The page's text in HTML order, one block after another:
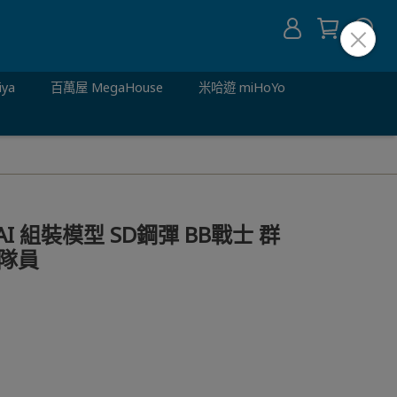
百萬屋 MegaHouse 米哈遊 miHoYo
組裝模型 SD鋼彈 BB戰士 群
員